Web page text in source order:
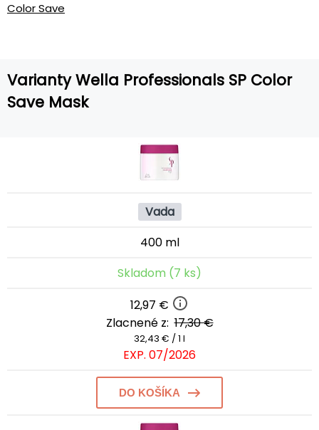
Color Save
Varianty Wella Professionals SP Color
Save Mask
Vada
400 ml
Skladom (7 ks)
12,97 €
Zlacnené z:17,30 €
32,43 € / 1 l
EXP. 07/2026
DO KOŠÍKA